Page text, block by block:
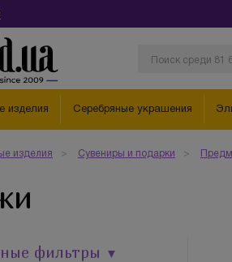
изделия Серебряные украшения
изделия Сувениры и подарки
фильтры ▼